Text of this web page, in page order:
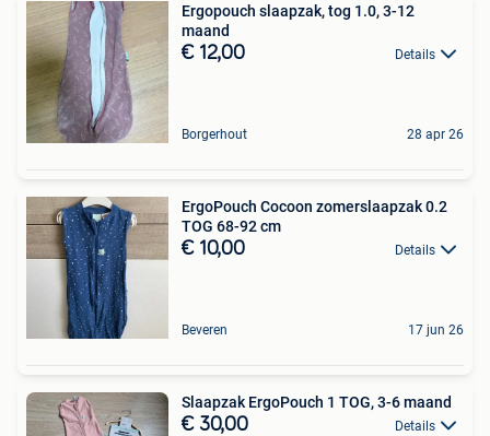
Ergopouch slaapzak, tog 1.0, 3-12
maand
€ 12,00 Details
Borgerhout 28 apr 26
ErgoPouch Cocoon zomerslaapzak 0.2
TOG 68-92 cm
€ 10,00 Details
Beveren 17 jun 26
Slaapzak ErgoPouch 1 TOG, 3-6 maand
€ 30,00 Details